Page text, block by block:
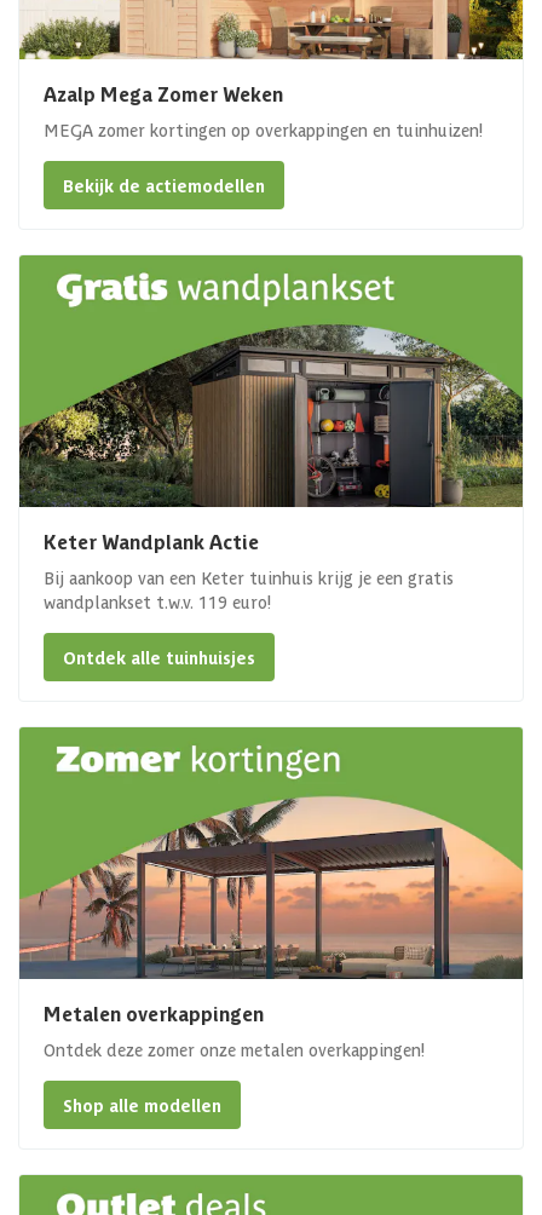
Azalp Mega Zomer Weken
MEGA zomer kortingen op overkappingen en tuinhuizen!
Bekijk de actiemodellen
Keter Wandplank Actie
Bij aankoop van een Keter tuinhuis krijg je een gratis
wandplankset t.w.v. 119 euro!
Ontdek alle tuinhuisjes
Metalen overkappingen
Ontdek deze zomer onze metalen overkappingen!
Shop alle modellen